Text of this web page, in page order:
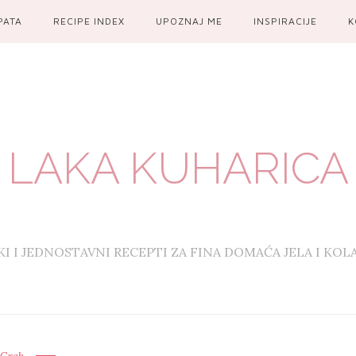
RECIPE INDEX UPOZNAJ ME INSPIRACIJE
LAKA KUHARICA
I JEDNOSTAVNI RECEPTI ZA FINA DOMAĆA JELA I